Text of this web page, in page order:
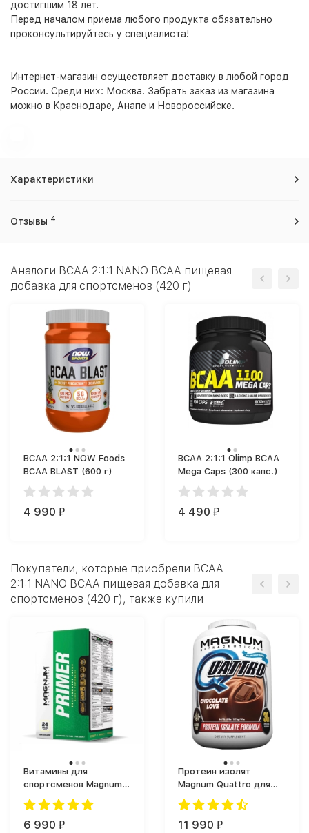
достигшим 18 лет.
Перед началом приема любого продукта обязательно
проконсультируйтесь у специалиста!
Интернет-магазин осуществляет доставку в любой город
России. Среди них: Москва. Забрать заказ из магазина
можно в Краснодаре, Анапе и Новороссийске.
Характеристики
Отзывы 4
Аналоги BCAA 2:1:1 NANO BCAA пищевая
добавка для спортсменов (420 г)
BCAA 2:1:1 NOW Foods
BCAA BLAST (600 г)
4 990 ₽
BCAA 2:1:1 Olimp BCAA
Mega Caps (300 капс.)
4 490 ₽
Покупатели, которые приобрели BCAA
2:1:1 NANO BCAA пищевая добавка для
спортсменов (420 г), также купили
Витамины для
спортсменов Magnum
Primer (30 таб.)
6 990 ₽
Протеин изолят
Magnum Quattro для
увеличения массы
(1820 г)
11 990 ₽